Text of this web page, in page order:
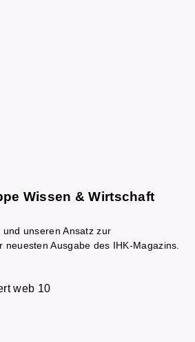
Wissen & Wirtschaft
unseren Ansatz zur
neuesten Ausgabe des IHK-Magazins.